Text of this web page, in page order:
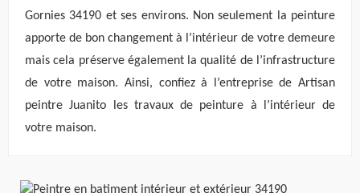
Gornies 34190 et ses environs. Non seulement la peinture
apporte de bon changement à l’intérieur de votre demeure
mais cela préserve également la qualité de l’infrastructure
de votre maison. Ainsi, confiez à l’entreprise de Artisan
peintre Juanito les travaux de peinture à l’intérieur de
votre maison.